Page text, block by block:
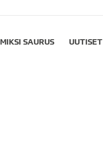
MIKSI SAURUS UUTISET